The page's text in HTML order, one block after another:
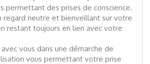
permettant des prises de conscience.
regard neutre et bienveillant sur votre
restant toujours en lien avec votre
vous dans une démarche de
vous permettant votre prise